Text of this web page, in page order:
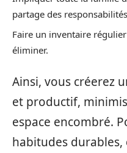
partage des
Faire un inventaire
éliminer.
Ainsi, vous créerez
et productif,
espace encombré.
habitudes durables,